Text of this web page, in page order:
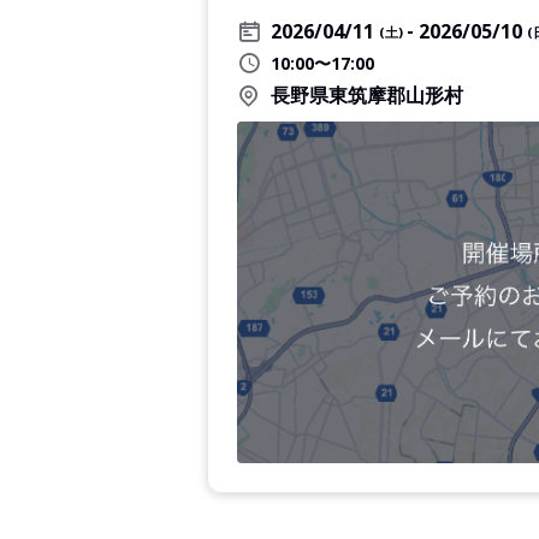
2026/04/11 (土) 2026/05/10 (
10:00〜17:00
長野県東筑摩郡山形村